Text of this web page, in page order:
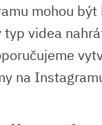
mohou
videa
na